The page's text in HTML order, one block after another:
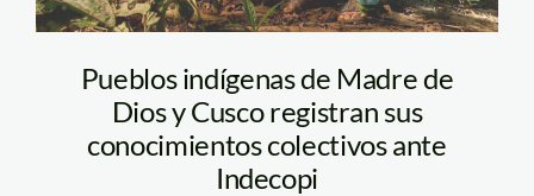
Pueblos indígenas de Madre de
Dios y Cusco registran sus
conocimientos colectivos ante
Indecopi